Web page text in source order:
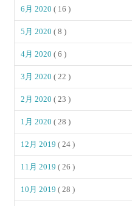
6月 2020( 16 )
5月 2020( 8 )
4月 2020( 6 )
3月 2020( 22 )
2月 2020( 23 )
1月 2020( 28 )
12月 2019( 24 )
11月 2019( 26 )
10月 2019( 28 )